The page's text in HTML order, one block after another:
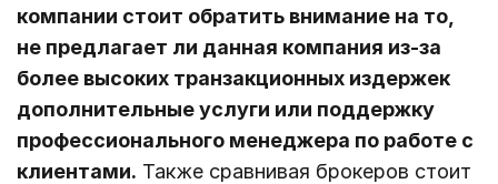
компании стоит обратить внимание на то,
не предлагает ли данная компания из-за
более высоких транзакционных издержек
дополнительные услуги или поддержку
профессионального менеджера по работе с
клиентами. Также сравнивая брокеров стоит